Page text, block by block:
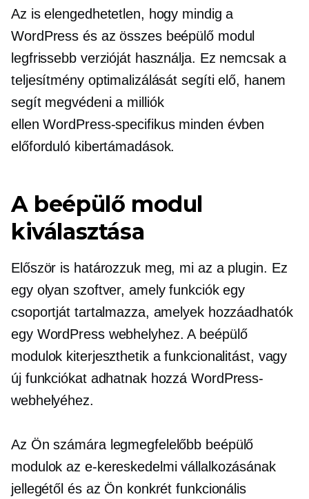
Az is elengedhetetlen, hogy mindig a
WordPress és az összes beépülő modul
legfrissebb verzióját használja. Ez nemcsak a
teljesítmény optimalizálását segíti elő, hanem
segít megvédeni a milliók
ellenWordPress-specifikusminden évben
előforduló kibertámadások.
A beépülő modul
kiválasztása
Először is határozzuk meg, mi az a plugin. Ez
egy olyan szoftver, amely funkciók egy
csoportját tartalmazza, amelyek hozzáadhatók
egy WordPress webhelyhez. A beépülő
modulok kiterjeszthetik a funkcionalitást, vagy
új funkciókat adhatnak hozzá WordPress-
webhelyéhez.
Az Ön számára legmegfelelőbb beépülő
modulok az e-kereskedelmi vállalkozásának
jellegétől és az Ön konkrét funkcionális